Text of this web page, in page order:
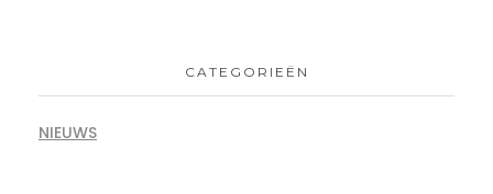
CATEGORIEËN
NIEUWS